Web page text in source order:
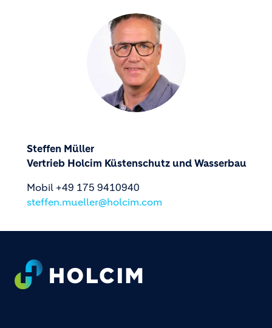
Steffen Müller
Vertrieb Holcim Küstenschutz und Wasserbau
Mobil +49 175 9410940
steffen.mueller@holcim.com
Footer